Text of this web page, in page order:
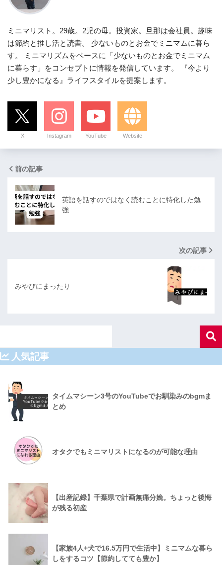
ミニマリスト。29歳。2児の母。投資家。旦那は会社員。趣味
は節約と推し活と読書。 少ないものとお金でミニマムに暮ら
す。 ミニマリズムをベースに「少ないものとお金でミニマム
に暮らす」をコンセプトに情報を発信しています。 『今より
少し豊かになる』ライフスタイルを提案します。
X Instagram YouTube Website
前の記事
英語を話すのではなく読むことに特化した勉
強
次の記事
みやびにまったり
人気記事
タイムマシーン3号のYouTubeでお馴染みのbgmま
とめ
オタクでもミニマリストになるのが可能な理由
【出産記録】千葉県で計画無痛分娩。ちょっと後悔
が残る初産
【家族4人+犬で16.5万円で生活中】ミニマムな暮ら
しをするコツ【節約してても豊か】